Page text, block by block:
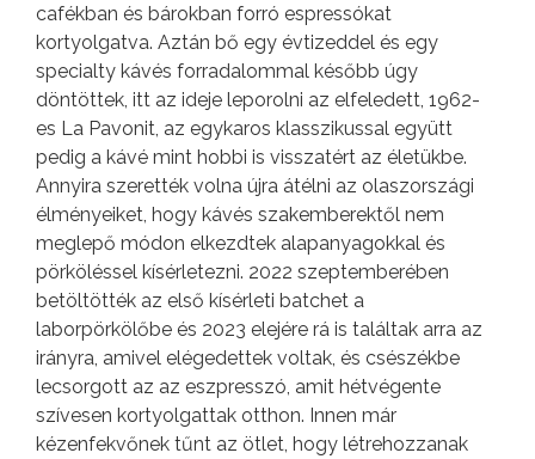
cafékban és bárokban forró espressókat
kortyolgatva. Aztán bő egy évtizeddel és egy
specialty kávés forradalommal később úgy
döntöttek, itt az ideje leporolni az elfeledett, 1962-
es La Pavonit, az egykaros klasszikussal együtt
pedig a kávé mint hobbi is visszatért az életükbe.
Annyira szerették volna újra átélni az olaszországi
élményeiket, hogy kávés szakemberektől nem
meglepő módon elkezdtek alapanyagokkal és
pörköléssel kísérletezni. 2022 szeptemberében
betöltötték az első kísérleti batchet a
laborpörkölőbe és 2023 elejére rá is találtak arra az
irányra, amivel elégedettek voltak, és csészékbe
lecsorgott az az eszpresszó, amit hétvégente
szívesen kortyolgattak otthon. Innen már
kézenfekvőnek tűnt az ötlet, hogy létrehozzanak